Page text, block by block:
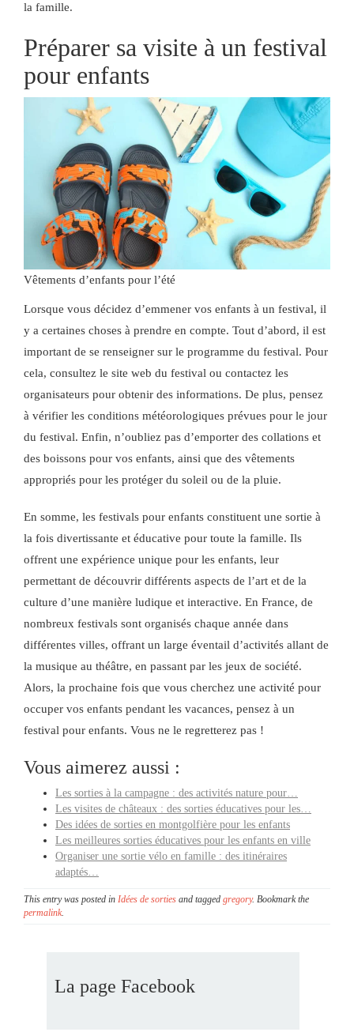
la famille.
Préparer sa visite à un festival
pour enfants
Vêtements d’enfants pour l’été
Lorsque vous décidez d’emmener vos enfants à un festival, il
y a certaines choses à prendre en compte. Tout d’abord, il est
important de se renseigner sur le programme du festival. Pour
cela, consultez le site web du festival ou contactez les
organisateurs pour obtenir des informations. De plus, pensez
à vérifier les conditions météorologiques prévues pour le jour
du festival. Enfin, n’oubliez pas d’emporter des collations et
des boissons pour vos enfants, ainsi que des vêtements
appropriés pour les protéger du soleil ou de la pluie.
En somme, les festivals pour enfants constituent une sortie à
la fois divertissante et éducative pour toute la famille. Ils
offrent une expérience unique pour les enfants, leur
permettant de découvrir différents aspects de l’art et de la
culture d’une manière ludique et interactive. En France, de
nombreux festivals sont organisés chaque année dans
différentes villes, offrant un large éventail d’activités allant de
la musique au théâtre, en passant par les jeux de société.
Alors, la prochaine fois que vous cherchez une activité pour
occuper vos enfants pendant les vacances, pensez à un
festival pour enfants. Vous ne le regretterez pas !
Vous aimerez aussi :
Les sorties à la campagne : des activités nature pour…
Les visites de châteaux : des sorties éducatives pour les…
Des idées de sorties en montgolfière pour les enfants
Les meilleures sorties éducatives pour les enfants en ville
Organiser une sortie vélo en famille : des itinéraires
adaptés…
This entry was posted in Idées de sorties and tagged gregory. Bookmark the
permalink.
La page Facebook